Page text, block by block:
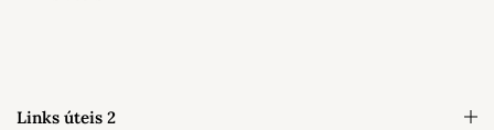
Links úteis 2